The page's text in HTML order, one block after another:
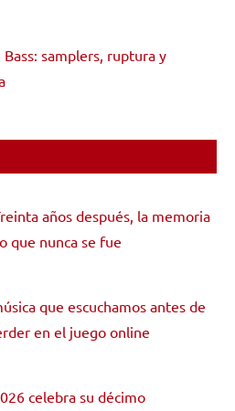
Bass: samplers, ruptura y
años después, la memoria
que nunca se fue
que escuchamos antes de
en el juego online
celebra su décimo